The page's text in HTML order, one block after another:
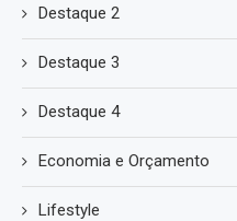
Destaque 2
Destaque 3
Destaque 4
Economia e Orçamento
Lifestyle